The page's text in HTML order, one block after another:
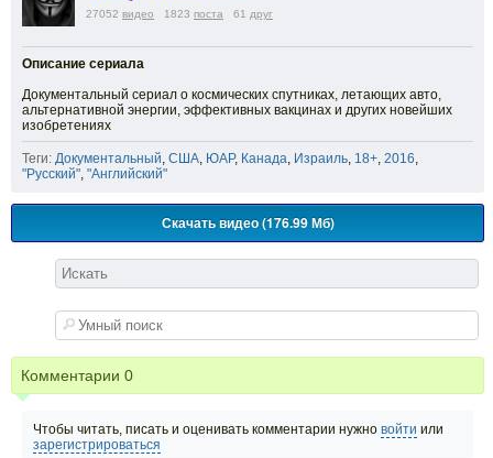
27052 видео 1823 поста 61 друг
Описание сериала
Документальный сериал о космических спутниках, летающих авто,
альтернативной энергии, эффективных вакцинах и других новейших
изобретениях
Теги: Документальный, США, ЮАР, Канада, Израиль, 18+, 2016,
"Русский", "Английский"
Скачать видео (176.99 Мб)
Комментарии 0
Чтобы читать, писать и оценивать комментарии нужно войти или
зарегистрироваться